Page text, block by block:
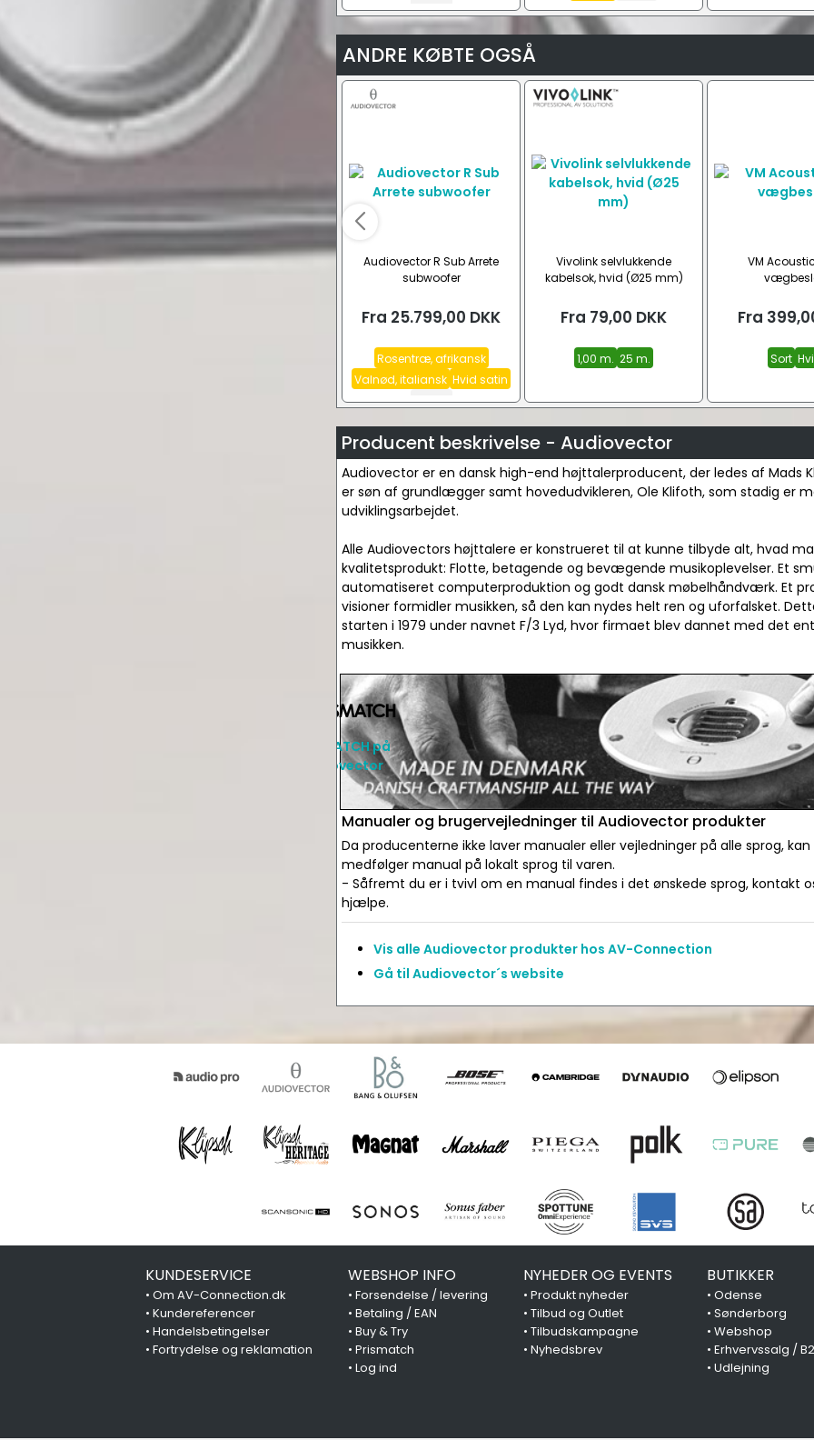
Se alle
ANDRE KØBTE OGSÅ
Audiovector R Sub Arrete
subwoofer
Fra 25.799,00 DKK
Rosentræ, afrikansk
Valnød, italiansk Hvid satin
Se alle
Vivolink selvlukkende
kabelsok, hvid (Ø25 mm)
Fra 79,00 DKK
1,00 m. 25 m.
VM
Fra
Sort
Producent beskrivelse - Audiovector
Audiovector er en dansk high-end højttalerproducent, der ledes af Mads
er søn af grundlægger samt hovedudvikleren, Ole Klifoth, som stadig er
udviklingsarbejdet.
Alle Audiovectors højttalere er konstrueret til at kunne tilbyde alt, hvad
kvalitetsprodukt: Flotte, betagende og bevægende musikoplevelser. Et
automatiseret computerproduktion og godt dansk møbelhåndværk. Et
visioner formidler musikken, så den kan nydes helt ren og uforfalsket.
starten i 1979 under navnet F/3 Lyd, hvor firmaet blev dannet med det
musikken.
PRISMATCH på
Audiovector
Manualer og brugervejledninger til Audiovector produkter
Da producenterne ikke laver manualer eller vejledninger på alle sprog,
medfølger manual på lokalt sprog til varen.
- Såfremt du er i tvivl om en manual findes i det ønskede sprog, kontakt
hjælpe.
Vis alle Audiovector produkter hos AV-Connection
Gå til Audiovector´s website
KUNDESERVICE
• Om AV-Connection.dk
• Kundereferencer
• Handelsbetingelser
• Fortrydelse og reklamation
WEBSHOP INFO
• Forsendelse / levering
• Betaling / EAN
• Buy & Try
• Prismatch
• Log ind
NYHEDER OG EVENTS
• Produkt nyheder
• Tilbud og Outlet
• Tilbudskampagne
• Nyhedsbrev
BUTIKKER
•Odense
•Sønderborg
•Webshop
•Erhvervssalg /
•Udlejning